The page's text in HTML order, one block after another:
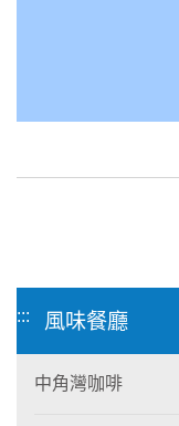
::: 風味餐廳
中角灣咖啡